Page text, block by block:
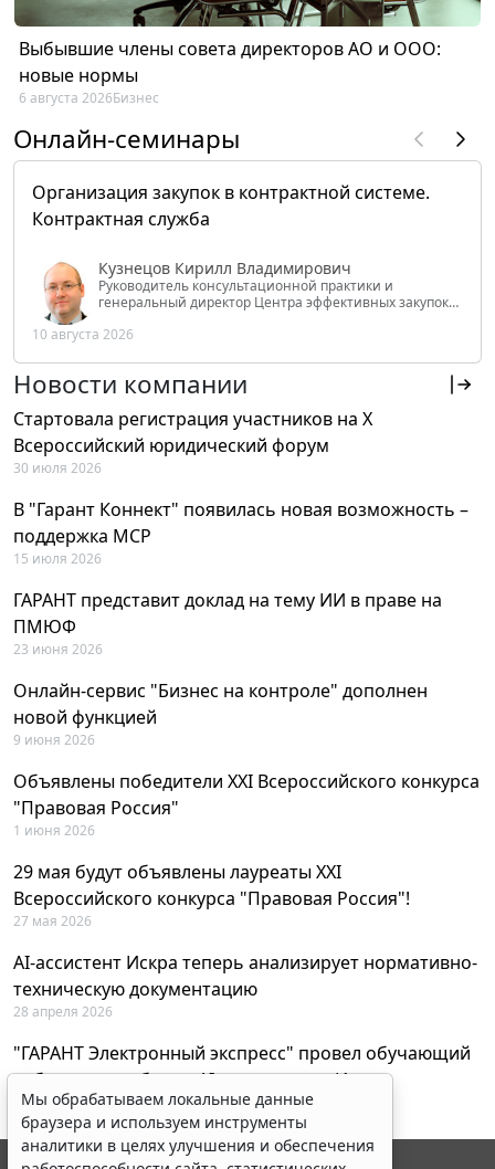
Выбывшие члены совета директоров АО и ООО:
новые нормы
6 августа 2026Бизнес
Онлайн-семинары
Организация закупок в контрактной системе.
Контрактная служба
Кузнецов Кирилл Владимирович
Руководитель консультационной практики и
генеральный директор Центра эффективных закупок
РФ
10 августа 2026
Новости компании
Стартовала регистрация участников на X
Всероссийский юридический форум
30 июля 2026
В "Гарант Коннект" появилась новая возможность –
поддержка MCP
15 июля 2026
ГАРАНТ представит доклад на тему ИИ в праве на
ПМЮФ
23 июня 2026
Онлайн-сервис "Бизнес на контроле" дополнен
новой функцией
9 июня 2026
Объявлены победители XXI Всероссийского конкурса
"Правовая Россия"
1 июня 2026
29 мая будут объявлены лауреаты XXI
Всероссийского конкурса "Правовая Россия"!
27 мая 2026
AI-ассистент Искра теперь анализирует нормативно-
техническую документацию
28 апреля 2026
"ГАРАНТ Электронный экспресс" провел обучающий
вебинар по работе с AI-ассистентом Искра
23 апреля 2026
Мы обрабатываем локальные данные
браузера и используем инструменты
аналитики в целях улучшения и обеспечения